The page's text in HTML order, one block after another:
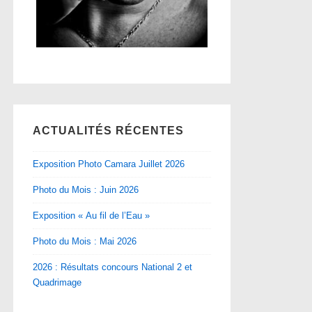
ACTUALITÉS RÉCENTES
Exposition Photo Camara Juillet 2026
Photo du Mois : Juin 2026
Exposition « Au fil de l’Eau »
Photo du Mois : Mai 2026
2026 : Résultats concours National 2 et
Quadrimage